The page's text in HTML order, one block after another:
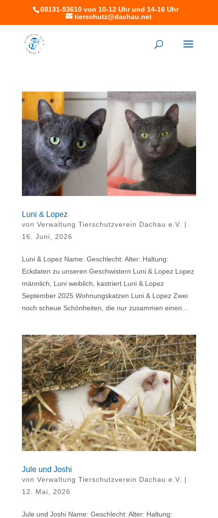
08131-53610 von 10-12 Uhr und 14-16 Uhr
tierschutz@dachau.net
Luni & Lopez
von Verwaltung Tierschutzverein Dachau e.V.
|
16. Juni, 2026
Luni & Lopez Name: Geschlecht: Alter: Haltung:
Eckdaten zu unseren Geschwistern Luni & Lopez Lopez
männlich, Luni weiblich, kastriert Luni & Lopez
September 2025 Wohnungskatzen Luni & Lopez Zwei
noch scheue Schönheiten, die nur zusammen einen...
Jule und Joshi
von Verwaltung Tierschutzverein Dachau e.V. |
12. Mai, 2026
Jule und Joshi Name: Geschlecht: Alter: Haltung: